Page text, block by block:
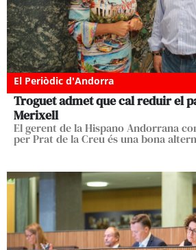
El Periòdic d'Andorra
Troguet admet que cal reduir el
Merixell
El gerent de la Hispano Andorrana
per Prat de la Creu és una bona